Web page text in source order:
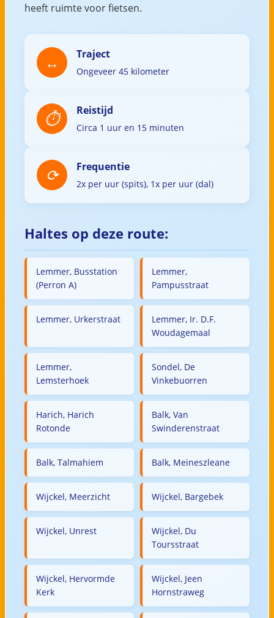
heeft ruimte voor fietsen.
Traject
Ongeveer 45 kilometer
Reistijd
Circa 1 uur en 15 minuten
Frequentie
2x per uur (spits), 1x per uur (dal)
Haltes op deze route:
Lemmer, Busstation
(Perron A)
Lemmer,
Pampusstraat
Lemmer, Urkerstraat
Lemmer, Ir. D.F.
Woudagemaal
Lemmer,
Lemsterhoek
Sondel, De
Vinkebuorren
Harich, Harich
Rotonde
Balk, Van
Swinderenstraat
Balk, Talmahiem Balk, Meineszleane
Wijckel, Meerzicht Wijckel, Bargebek
Wijckel, Unrest
Wijckel, Du
Toursstraat
Wijckel, Hervormde
Kerk
Wijckel, Jeen
Hornstraweg